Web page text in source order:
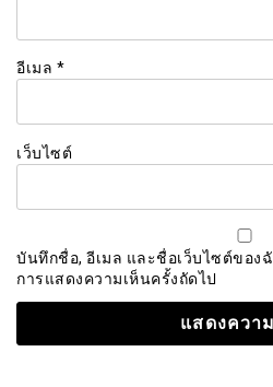
อีเมล *
เว็บไซต์
บันทึกชื่อ, อีเมล และชื่อเว็บไซต์ของ
การแสดงความเห็นครั้งถัดไป